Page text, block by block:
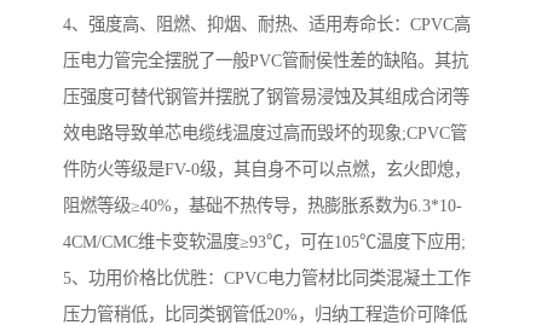
4、强度高、阻燃、抑烟、耐热、适用寿命长：CPVC高
压电力管完全摆脱了一般PVC管耐侯性差的缺陷。其抗
压强度可替代钢管并摆脱了钢管易浸蚀及其组成合闭等
效电路导致单芯电缆线温度过高而毁坏的现象;CPVC管
件防火等级是FV-0级，其自身不可以点燃，玄火即熄，
阻燃等级≥40%，基础不热传导，热膨胀系数为6.3*10-
4CM/CMC维卡变软温度≥93℃，可在105℃温度下应用;
5、功用价格比优胜：CPVC电力管材比同类混凝土工作
压力管稍低，比同类钢管低20%，归纳工程造价可降低